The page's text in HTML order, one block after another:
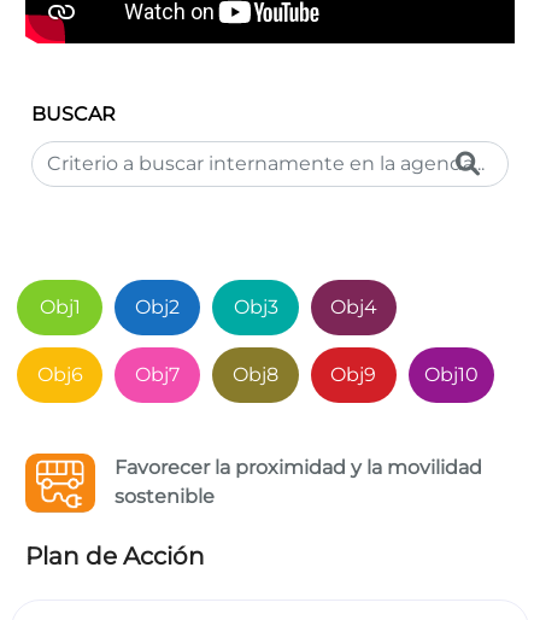
BUSCAR
Obj1 Obj2 Obj3 Obj4
Obj6 Obj7 Obj8 Obj9 Obj10
Favorecer la proximidad y la movilidad
sostenible
Plan de Acción